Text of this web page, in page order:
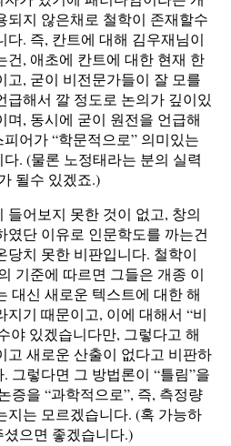
되지 않은채로 철학이 존재할수
다. 즉, 칸트에 대해 김우재님이
건, 애초에 칸트에 대한 현재 한
고, 굳이 비전문가들이 잘 모를
급해서 깔 정도로 논의가 깊이있
며, 동시에 굳이 원전을 언급해
어가 “학문적으로” 의미있는
. (물론 노정태라는 분의 실력
될수 있겠죠.)
들어보지 못한 것이 없고, 창의
였단 이유로 인문학도를 까는건
당치 못한 비판입니다. 철학이
기준에 따르면 그들은 개종 이
대신 새로운 텍스트에 대한 해
기 때문이고, 이에 대해서 “비
야 있겠습니다만, 그렇다고 해
고 새로운 산출이 없다고 비판하
그렇다면 그 방법론이 “틀림”을
증을 “과학적으로”, 즉, 측정량
지는 모르겠습니다. (혹 가능하
으면 좋겠습니다.)